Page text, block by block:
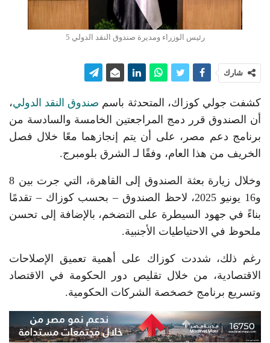
رئيس الوزراء ومديرة صندوق النقد الدولي 5
شارك
كشفت جولي كوزاك، المتحدثة باسم صندوق النقد الدولي،
أن الصندوق قرر دمج المراجعتين الخامسة والسادسة من
برنامج دعم مصر، على أن يتم إنجازهما معًا خلال فصل
الخريف من هذا العام، وفقًا لـ الشرق بلومبرج.
وخلال زيارة بعثة الصندوق إلى القاهرة، التي جرت بين 8
و16 يونيو 2025، لاحظ الصندوق – بحسب كوزاك – تقدمًا
بناءً في جهود السيطرة على التضخم، بالإضافة إلى تحسن
ملحوظ في الاحتياطيات الأجنبية.
رغم ذلك، شددت كوزاك على أهمية تعميق الإصلاحات
الاقتصادية، من خلال تقليص دور الحكومة في الاقتصاد
وتسريع برنامج خصخصة الشركات الحكومية.